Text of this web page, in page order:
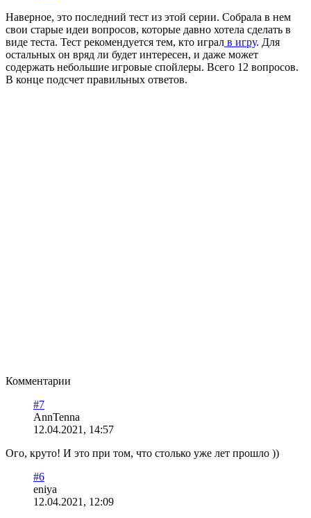
Наверное, это последний тест из этой серии. Собрала в нем
свои старые идеи вопросов, которые давно хотела сделать в
виде теста. Тест рекомендуется тем, кто играл в игру. Для
остальных он вряд ли будет интересен, и даже может
содержать небольшие игровые спойлеры. Всего 12 вопросов.
В конце подсчет правильных ответов.
Комментарии
#7
AnnTenna
12.04.2021, 14:57
Ого, круто! И это при том, что столько уже лет прошло ))
#6
eniya
12.04.2021, 12:09